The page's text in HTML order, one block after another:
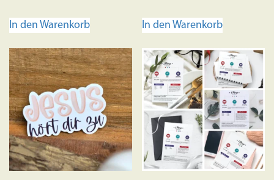
5.00
In den Warenkorb
mit
von 5
In den Warenkorb